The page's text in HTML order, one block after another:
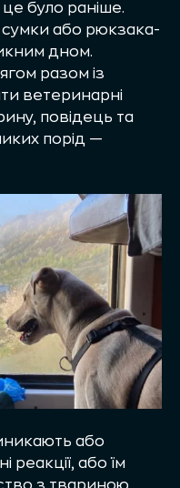
це було раніше.
сумки або рюкзака-
дном.
разом із
ветеринарні
повідець та
порід —
або
реакції, або їм
з твариною,